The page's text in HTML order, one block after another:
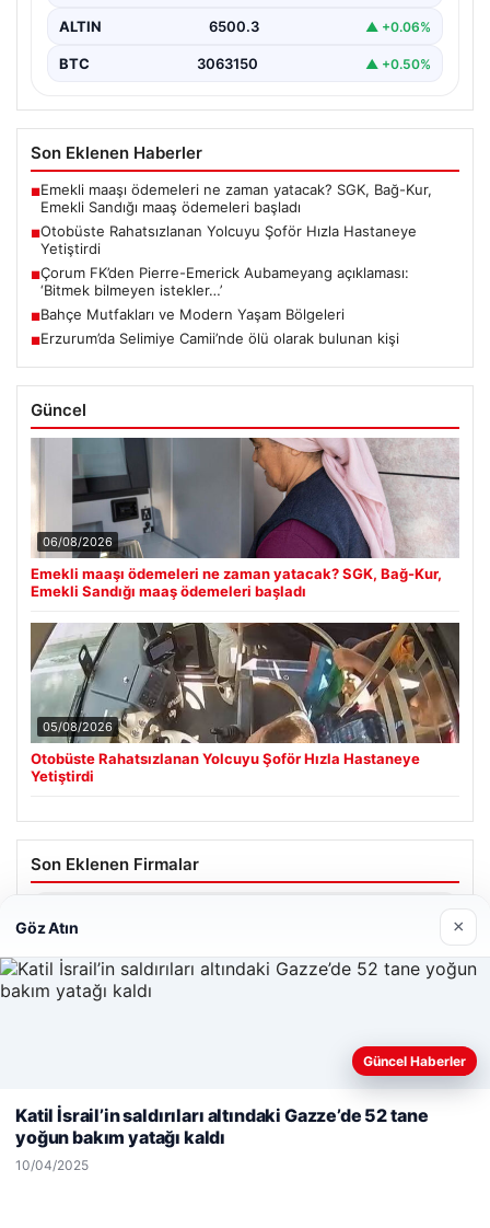
ALTIN 6500.3 ▲ +0.06%
BTC 3063150 ▲ +0.50%
Son Eklenen Haberler
■Emekli maaşı ödemeleri ne zaman yatacak? SGK, Bağ-Kur,
Emekli Sandığı maaş ödemeleri başladı
■Otobüste Rahatsızlanan Yolcuyu Şoför Hızla Hastaneye
Yetiştirdi
■Çorum FK’den Pierre-Emerick Aubameyang açıklaması:
‘Bitmek bilmeyen istekler…’
■Bahçe Mutfakları ve Modern Yaşam Bölgeleri
■Erzurum’da Selimiye Camii’nde ölü olarak bulunan kişi
Güncel
06/08/2026
Emekli maaşı ödemeleri ne zaman yatacak? SGK, Bağ-Kur,
Emekli Sandığı maaş ödemeleri başladı
05/08/2026
Otobüste Rahatsızlanan Yolcuyu Şoför Hızla Hastaneye
Yetiştirdi
Son Eklenen Firmalar
Enes Kaplan Avukatlık Bürosu
© 2026 Net Günlük | Günlük Haber
Web sitemizi nasıl kullandığınızı daha iyi anlayabilmek,
kullanıyoruz.Çerez Politikamız
Reddet Kabul Et
Göz Atın ×
Güncel Haberler
Katil İsrail’in saldırıları altındaki Gazze’de 52 tane
yoğun bakım yatağı kaldı
10/04/2025